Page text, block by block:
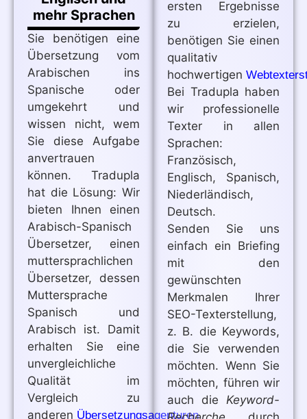
mehr Sprachen
Sie benötigen eine
Übersetzung vom
Arabischen ins
Spanische oder
umgekehrt und
wissen nicht, wem
Sie diese Aufgabe
anvertrauen
können. Tradupla
hat die Lösung: Wir
bieten Ihnen einen
Arabisch-Spanisch
Übersetzer, einen
muttersprachlichen
Übersetzer, dessen
Muttersprache
Spanisch und
Arabisch ist. Damit
erhalten Sie eine
unvergleichliche
Qualität im
Vergleich zu
anderen Übersetzungsagenturen.
ersten Ergebnisse
zu erzielen,
benötigen Sie einen
qualitativ
hochwertigen
Bei Tradupla haben
wir professionelle
Texter in allen
Sprachen:
Französisch,
Englisch, Spanisch,
Niederländisch,
Deutsch.
Senden Sie uns
einfach ein Briefing
mit den
gewünschten
Merkmalen Ihrer
SEO-Texterstellung,
z. B. die Keywords,
die Sie verwenden
möchten. Wenn Sie
möchten, führen wir
auch die Keyword-